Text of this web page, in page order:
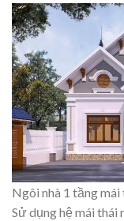
Ngôi nhà 1 tầng mái
Sử dụng hệ mái